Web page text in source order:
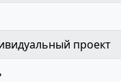
проект